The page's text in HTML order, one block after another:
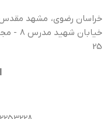
خراسان رضوی، مشهد
25